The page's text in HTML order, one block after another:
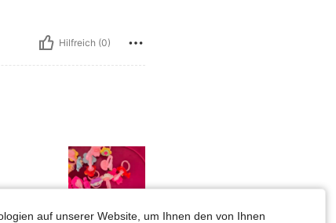
Hilfreich (0)
auf unserer Website, um Ihnen den von Ihnen